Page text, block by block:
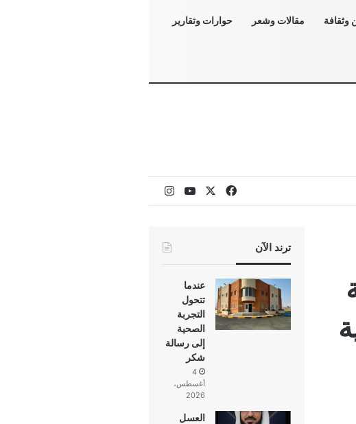
وثقافة مقالات وشعر حوارات وتقارير
فيسبوك ‫YouTubeانستقرام
ترند الآن
عندما
تتحول
التجربة
الصحية
إلى رسالة
شكر
4
أغسطس،
2026
العسل